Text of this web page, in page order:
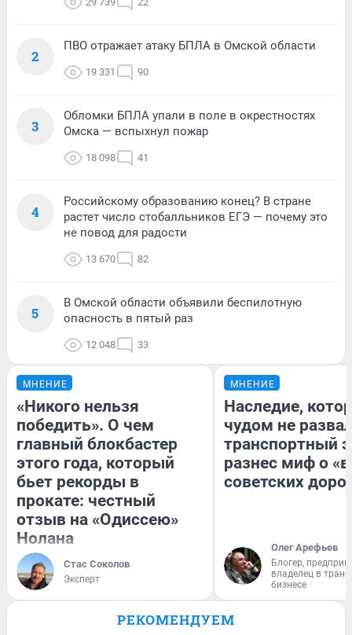
2
ПВО отражает атаку БПЛА в Омской области
19 331 90
3
Обломки БПЛА упали в поле в окрестностях
Омска — вспыхнул пожар
18 098 41
4
Российскому образованию конец? В стране
растет число стобалльников ЕГЭ — почему это
не повод для радости
13 670 82
5
В Омской области объявили беспилотную
опасность в пятый раз
12 048 33
МНЕНИЕ
«Никого нельзя
победить». О чем
главный блокбастер
этого года, который
бьет рекорды в
прокате: честный
отзыв на «Одиссею»
Нолана
Стас Соколов
Эксперт
МНЕНИЕ
Наследие,
чудом не
транспортный
разнес миф о
советских
Олег Арефьев
Блогер,
владелец в
бизнесе
РЕКОМЕНДУЕМ